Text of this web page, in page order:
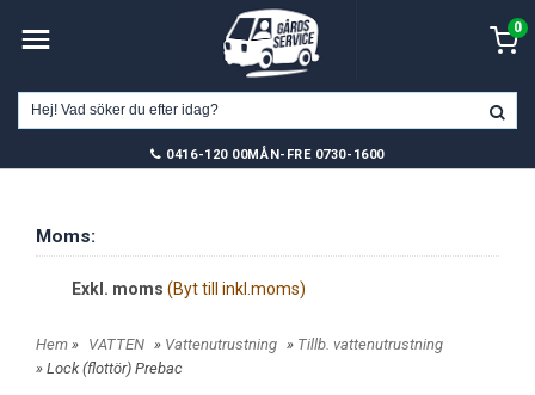
0
0416-120 00MÅN-FRE 0730-1600
Moms:
Exkl. moms (Byt till inkl.moms)
Hem » VATTEN » Vattenutrustning » Tillb. vattenutrustning
» Lock (flottör) Prebac